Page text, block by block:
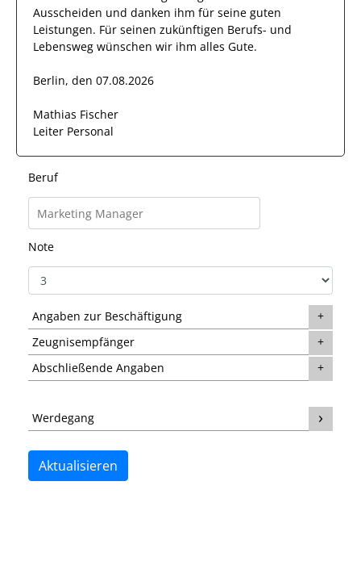
Ausscheiden und danken ihm für seine guten
Leistungen. Für seinen zukünftigen Berufs- und
Lebensweg wünschen wir ihm alles Gute.
Berlin, den 07.08.2026
Mathias Fischer
Leiter Personal
Beruf
Note
Angaben zur Beschäftigung
Zeugnisempfänger
Abschließende Angaben
Werdegang
Aktualisieren